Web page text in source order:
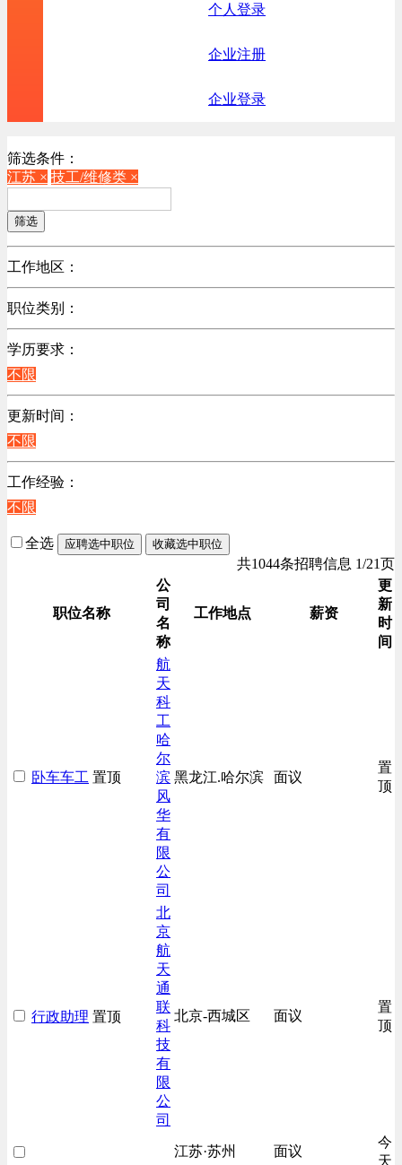
个人登录
企业注册
企业登录
筛选条件：
江苏 × 技工/维修类 ×
筛选
工作地区：
不限
北京
广东
江苏
陕西
浙江
辽宁
上海
职位类别：
不限
机械制造/仪器仪表类
计算机硬件类
销售管理类
计算机软件类
贸易/物流/仓储/采购类
客服及凯发娱乐网址的技术支持类
高级管理类
电子/电器/半导体类
电力电气/能源/自动化
程序/语言开发类
互联网/电子商务/游戏类
通信/移动互联网/手机类
技工/维修类
学历要求：
不限
更新时间：
不限
工作经验：
不限
全选 应聘选中职位 收藏选中职位
共1044条招聘信息 1/21页
职位名称
公
司
名
称
工作地点 薪资
更
新
时
间
卧车车工 置顶
航
天
科
工
哈
尔
滨
风
华
有
限
公
司
黑龙江.哈尔滨 面议
置
顶
行政助理 置顶
北
京
航
天
通
联
科
技
有
限
公
司
北京-西城区 面议
置
顶
江苏·苏州 面议
今
天